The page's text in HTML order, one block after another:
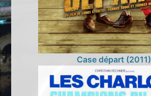
Case départ (2011)